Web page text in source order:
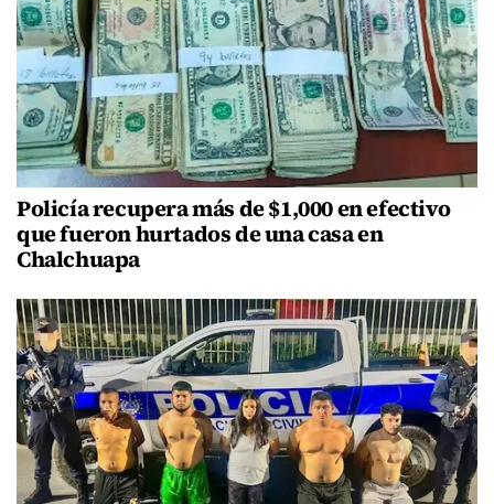
Policía recupera más de $1,000 en efectivo
que fueron hurtados de una casa en
Chalchuapa